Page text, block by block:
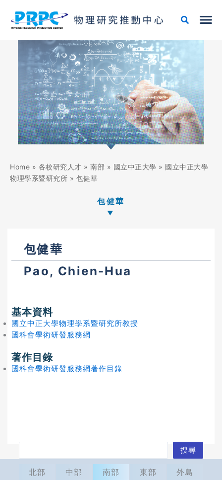
Home » 各校研究人才 » 南部 » 國立中正大學 » 國立中正大學
物理學系暨研究所 » 包健華
包健華
包健華
Pao, Chien-Hua
基本資料
國立中正大學物理學系暨研究所教授
國科會學術研發服務網
著作目錄
國科會學術研發服務網著作目錄
搜尋
北部 中部 南部 東部 外島